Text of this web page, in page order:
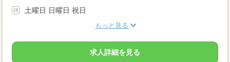
土曜日 日曜日 祝日
もっと見る
求人詳細を見る